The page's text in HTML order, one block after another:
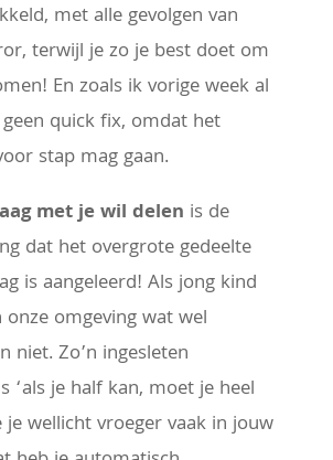
met alle gevolgen van
terwijl je zo je best doet om
En zoals ik vorige week al
quick fix, omdat het
stap mag gaan.
met je wil delen is de
dat het overgrote gedeelte
is aangeleerd! Als jong kind
omgeving wat wel
niet. Zo’n ingesleten
‘als je half kan, moet je heel
je wellicht vroeger vaak in jouw